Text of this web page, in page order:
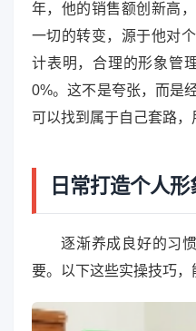
年，他的销售额创新高
一切的转变，源于他对
计表明，合理的形象管
0%。这不是夸张，而是
可以找到属于自己套路，
日常打造个人
逐渐养成良好的习
要。以下这些实操技巧，